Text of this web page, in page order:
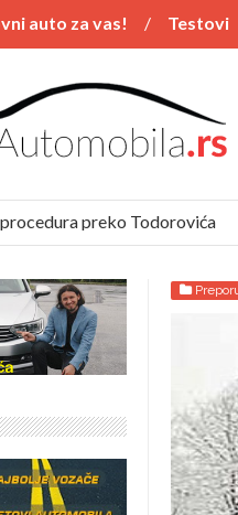
auto za vas! Testovi
Polovnjaci
preko Todorovića